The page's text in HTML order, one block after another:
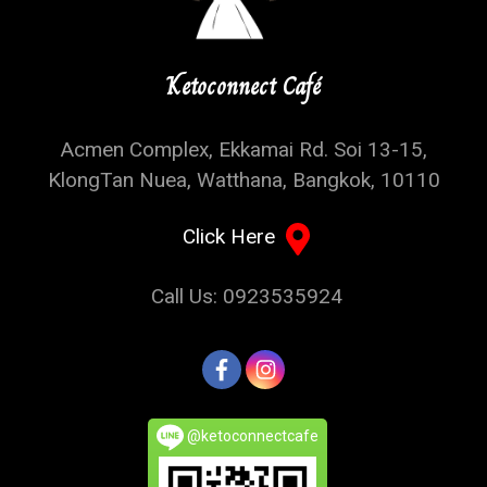
Ketoconnect Café
Acmen Complex, Ekkamai Rd. Soi 13-15,
KlongTan Nuea, Watthana, Bangkok, 10110
Click Here
Call Us: 0923535924
@ketoconnectcafe